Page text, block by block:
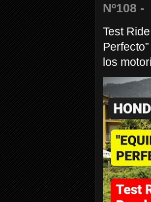
Nº108 -
Test
los